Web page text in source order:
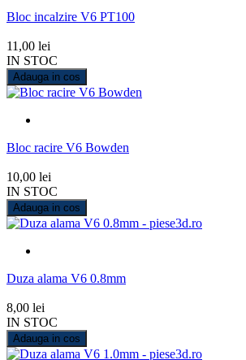
Bloc incalzire V6 PT100
11,00 lei
IN STOC
Adauga in cos
Bloc racire V6 Bowden
10,00 lei
IN STOC
Adauga in cos
Duza alama V6 0.8mm
8,00 lei
IN STOC
Adauga in cos